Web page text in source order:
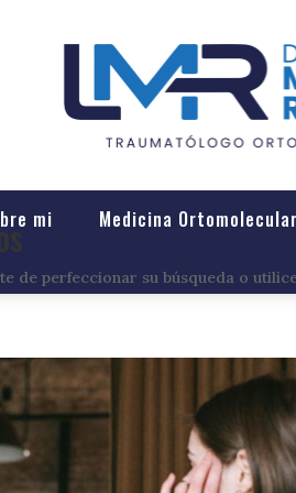
mi Medicina Ortomolecular
de perfeccionar su búsqueda o